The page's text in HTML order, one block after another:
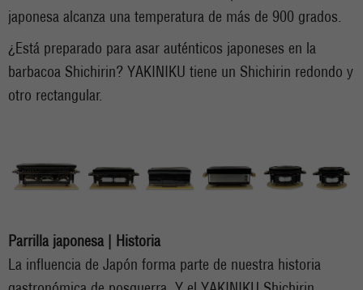
japonesa alcanza una temperatura de más de 900 grados.
¿Está preparado para asar auténticos japoneses en la
barbacoa Shichirin? YAKINIKU tiene un Shichirin redondo y
otro rectangular.
Parrilla japonesa | Historia
La influencia de Japón forma parte de nuestra historia